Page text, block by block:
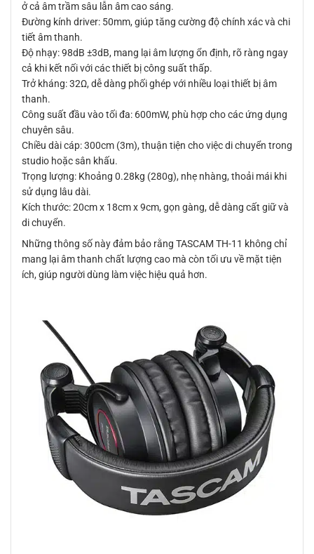
ở cả âm trầm sâu lẫn âm cao sáng.
Đường kính driver: 50mm, giúp tăng cường độ chính xác và chi
tiết âm thanh.
Độ nhạy: 98dB ±3dB, mang lại âm lượng ổn định, rõ ràng ngay
cả khi kết nối với các thiết bị công suất thấp.
Trở kháng: 32Ω, dễ dàng phối ghép với nhiều loại thiết bị âm
thanh.
Công suất đầu vào tối đa: 600mW, phù hợp cho các ứng dụng
chuyên sâu.
Chiều dài cáp: 300cm (3m), thuận tiện cho việc di chuyển trong
studio hoặc sân khấu.
Trọng lượng: Khoảng 0.28kg (280g), nhẹ nhàng, thoải mái khi
sử dụng lâu dài.
Kích thước: 20cm x 18cm x 9cm, gọn gàng, dễ dàng cất giữ và
di chuyển.
Những thông số này đảm bảo rằng TASCAM TH-11 không chỉ
mang lại âm thanh chất lượng cao mà còn tối ưu về mặt tiện
ích, giúp người dùng làm việc hiệu quả hơn.